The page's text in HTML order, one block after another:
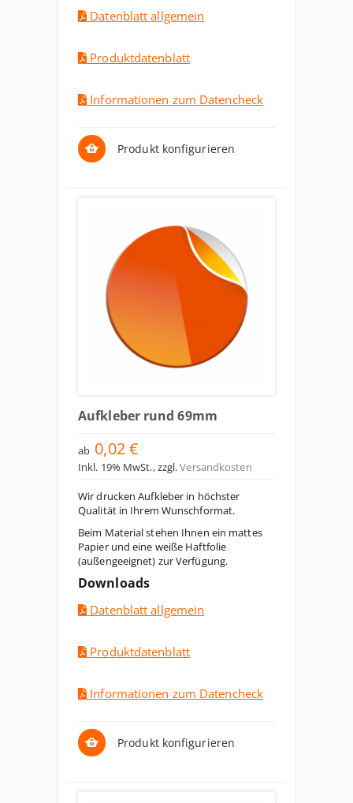
Datenblatt allgemein
Produktdatenblatt
Informationen zum Datencheck
Produkt konfigurieren
Aufkleber rund 69mm
ab 0,02 €
Inkl. 19% MwSt.,zzgl.Versandkosten
Wir drucken Aufkleber in höchster
Qualität in Ihrem Wunschformat.
Beim Material stehen Ihnen ein mattes
Papier und eine weiße Haftfolie
(außengeeignet) zur Verfügung.
Downloads
Datenblatt allgemein
Produktdatenblatt
Informationen zum Datencheck
Produkt konfigurieren